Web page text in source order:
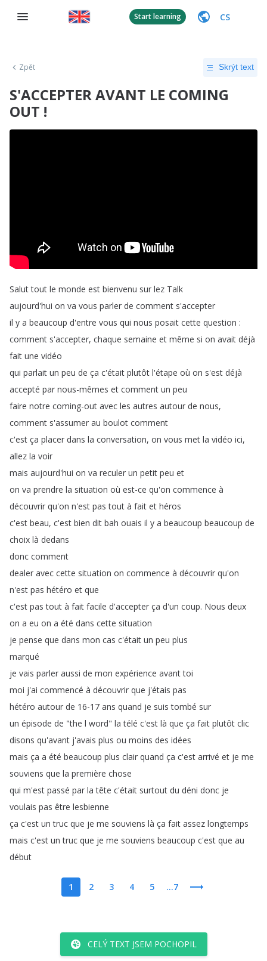
Start learning CS
Zpět Skrýt text
S'ACCEPTER AVANT LE COMING
OUT !
Salut tout le monde est bienvenu sur lez Talk
aujourd'hui on va vous parler de comment s'accepter
il y a beaucoup d'entre vous qui nous posait cette question :
comment s'accepter, chaque semaine et même si on avait déjà
fait une vidéo
qui parlait un peu de ça c'était plutôt l'étape où on s'est déjà
accepté par nous-mêmes et comment un peu
faire notre coming-out avec les autres autour de nous,
comment s'assumer au boulot comment
c'est ça placer dans la conversation, on vous met la vidéo ici,
allez la voir
mais aujourd'hui on va reculer un petit peu et
on va prendre la situation où est-ce qu'on commence à
découvrir qu'on n'est pas tout à fait et héros
c'est beau, c'est bien dit bah ouais il y a beaucoup beaucoup de
choix là dedans
donc comment
dealer avec cette situation on commence à découvrir qu'on
n'est pas hétéro et que
c'est pas tout à fait facile d'accepter ça d'un coup. Nous deux
on a eu on a été dans cette situation
je pense que dans mon cas c'était un peu plus
marqué
je vais parler aussi de mon expérience avant toi
moi j'ai commencé à découvrir que j'étais pas
hétéro autour de 16-17 ans quand je suis tombé sur
un épisode de "the l word" la télé c'est là que ça fait plutôt clic
disons qu'avant j'avais plus ou moins des idées
mais ça a été beaucoup plus clair quand ça c'est arrivé et je me
souviens que la première chose
qui m'est passé par la tête c'était surtout du déni donc je
voulais pas être lesbienne
ça c'est un truc que je me souviens là ça fait assez longtemps
mais c'est un truc que je me souviens beaucoup c'est que au
début
1 2 3 4 5 ...7
CELÝ TEXT JSEM POCHOPIL